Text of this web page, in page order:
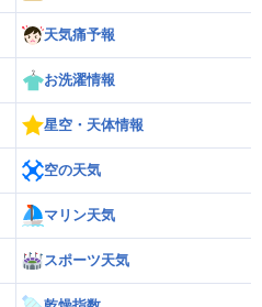
天気痛予報
お洗濯情報
星空・天体情報
空の天気
マリン天気
スポーツ天気